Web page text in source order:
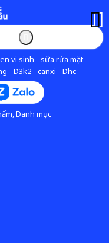
vi sinh - sữa rửa mặt -
- D3k2 - canxi - Dhc
Danh mục